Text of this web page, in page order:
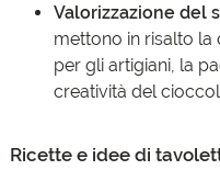
Valorizzazione del
mettono in risalto la
per gli artigiani, la
creatività del
Ricette e idee di